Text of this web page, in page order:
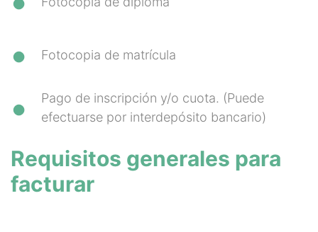
Fotocopia de matrícula
Pago de inscripción y/o cuota. (Puede
efectuarse por interdepósito bancario)
Requisitos generales para
facturar